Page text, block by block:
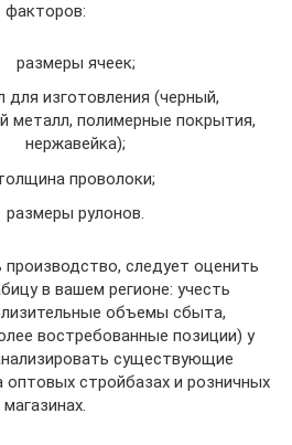
факторов:
размеры ячеек;
для изготовления (черный,
металл, полимерные покрытия,
нержавейка);
проволоки;
размеры рулонов.
следует оценить
в вашем регионе: учесть
объемы сбыта,
востребованные позиции) у
существующие
стройбазах и розничных
магазинах.